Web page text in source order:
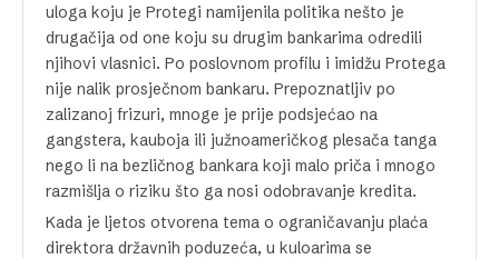
uloga koju je Protegi namijenila politika nešto je
drugačija od one koju su drugim bankarima odredili
njihovi vlasnici. Po poslovnom profilu i imidžu Protega
nije nalik prosječnom bankaru. Prepoznatljiv po
zalizanoj frizuri, mnoge je prije podsjećao na
gangstera, kauboja ili južnoameričkog plesača tanga
nego li na bezličnog bankara koji malo priča i mnogo
razmišlja o riziku što ga nosi odobravanje kredita.
Kada je ljetos otvorena tema o ograničavanju plaća
direktora državnih poduzeća, u kuloarima se